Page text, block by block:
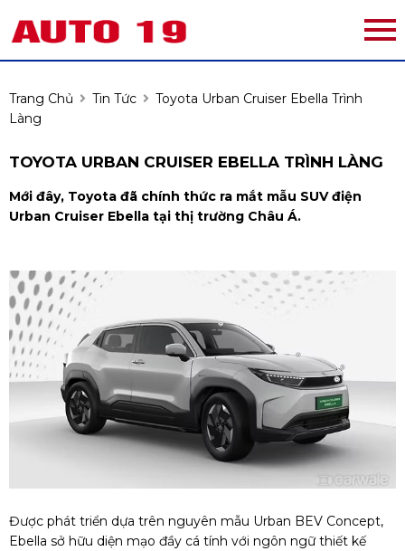
Trang Chủ Tin Tức
Toyota Urban Cruiser Ebella Trình
Làng
TOYOTA URBAN CRUISER EBELLA TRÌNH LÀNG
Mới đây, Toyota đã chính thức ra mắt mẫu SUV điện
Urban Cruiser Ebella tại thị trường Châu Á.
Được phát triển dựa trên nguyên mẫu Urban BEV Concept,
Ebella sở hữu diện mạo đầy cá tính với ngôn ngữ thiết kế